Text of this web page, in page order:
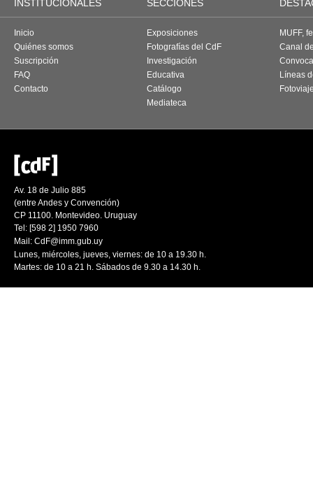
INSTITUCIONALES SECCIONES
Inicio
Quiénes somos
Suscripción
FAQ
Contacto
Exposiciones
Fotografías del CdF
Investigación
Educativa
Catálogo
Mediateca
MUFF,
Canal
Líneas
Av. 18 de Julio 885
(entre Andes y Convención)
CP 11100. Montevideo. Uruguay
Tel: [598 2] 1950 7960
Mail: CdF@imm.gub.uy
Lunes, miércoles, jueves, viernes: de 10 a 19.30 h.
Martes: de 10 a 21 h. Sábados de 9.30 a 14.30 h.